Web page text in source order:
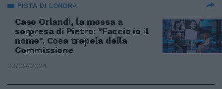
PISTA DI LONDRA
Caso Orlandi, la mossa a
sorpresa di Pietro: "Faccio io il
nome". Cosa trapela della
Commissione
23/09/2024